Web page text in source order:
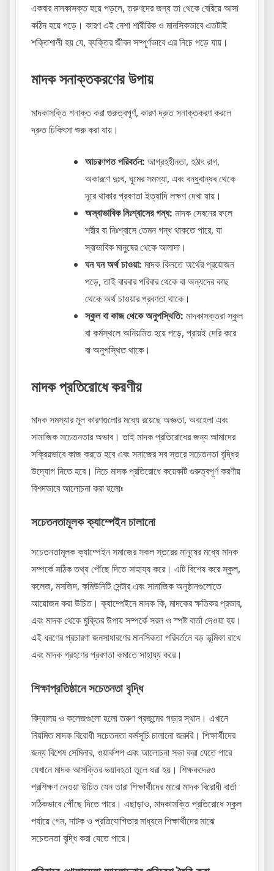
একবার মাদকাসক্ত হয়ে পড়লে, তরুণদের জন্য তা থেকে বেরিয়ে আসা
কঠিন হয়ে পড়ে। কারণ এই নেশা শারীরিক ও মানসিকভাবে এতটাই
শক্তিশালী হয় যে, ব্যক্তির জীবন সম্পূর্ণভাবে এর নিচে পড়ে যায়।
মাদক সনাক্তকরণের উপায়
মাদকাসক্তি শনাক্ত করা গুরুত্বপূর্ণ, কারণ দ্রুত সনাক্তকরণ করলে
দ্রুত চিকিৎসা শুরু করা যায়।
আচরণগত পরিবর্তন: আগ্রহহীনতা, হঠাৎ রাগ,
অকারণে দুঃখ, ঘুমের সমস্যা, এবং বন্ধুবান্ধব থেকে
দূরে থাকার প্রবণতা ইত্যাদি লক্ষণ দেখা যায়।
অস্বাভাবিক নিঃশ্বাসের গন্ধ: মাদক সেবনের ফলে
শরীর বা নিঃশ্বাসে তেমন গন্ধ থাকতে পারে, যা
স্বাভাবিক মানুষের থেকে আলাদা।
ঘন ঘন অর্থ চাওয়া: মাদক কিনতে অর্থের প্রয়োজন
পড়ে, তাই বারবার পরিবার থেকে বা অন্যদের কাছ
থেকে অর্থ চাওয়ার প্রবণতা থাকে।
স্কুল বা কাজ থেকে অনুপস্থিতি: মাদকাসক্তরা স্কুল
বা কর্মস্থলে অনিয়মিত হয়ে পড়ে, প্রায়ই দেরি করে
বা অনুপস্থিত থাকে।
মাদক প্রতিরোধে করণীয়
মাদক সমস্যার মূল কারণগুলোর মধ্যে রয়েছে অজ্ঞতা, অবহেলা এবং
সামাজিক সচেতনতার অভাব। তাই মাদক প্রতিরোধের জন্য আমাদের
সক্রিয়ভাবে কাজ করতে হবে এবং সমাজের সব স্তরে সচেতনতা বৃদ্ধির
উদ্যোগ নিতে হবে। নিচে মাদক প্রতিরোধে কয়েকটি গুরুত্বপূর্ণ করণীয়
বিশদভাবে আলোচনা করা হলোঃ
সচেতনতামূলক ক্যাম্পেইন চালানো
সচেতনতামূলক ক্যাম্পেইন সমাজের সকল স্তরের মানুষের মধ্যে মাদক
সম্পর্কে সঠিক তথ্য পৌঁছে দিতে সাহায্য করে। এটি বিশেষ করে স্কুল,
কলেজ, মসজিদ, কমিউনিটি সেন্টার এবং সামাজিক অনুষ্ঠানগুলোতে
আয়োজন করা উচিত। ক্যাম্পেইনে মাদক কি, মাদকের ক্ষতিকর প্রভাব,
এবং মাদক থেকে মুক্তির উপায় সম্পর্কে সরল ও স্পষ্ট বার্তা দেওয়া হয়।
এই ধরণের প্রচারণা জনসাধারণের মানসিকতা পরিবর্তনে বড় ভূমিকা রাখে
এবং মাদক গ্রহণের প্রবণতা কমাতে সাহায্য করে।
শিক্ষাপ্রতিষ্ঠানে সচেতনতা বৃদ্ধি
বিদ্যালয় ও কলেজগুলো হলো তরুণ প্রজন্মের গড়ার স্থান। এখানে
নিয়মিত মাদক বিরোধী সচেতনতা কর্মসূচি চালানো জরুরি। শিক্ষার্থীদের
জন্য বিশেষ সেমিনার, ওয়ার্কশপ এবং আলোচনা সভা করা যেতে পারে
যেখানে মাদক আসক্তির ভয়াবহতা তুলে ধরা হয়। শিক্ষকদেরও
প্রশিক্ষণ দেওয়া উচিত যেন তারা শিক্ষার্থীদের মাঝে মাদক বিরোধী বার্তা
সঠিকভাবে পৌঁছে দিতে পারে। এছাড়াও, মাদকাসক্তি প্রতিরোধে স্কুল
পর্যায়ে গেম, নাটক ও প্রতিযোগিতার মাধ্যমে শিক্ষার্থীদের মাঝে
সচেতনতা বৃদ্ধি করা যেতে পারে।